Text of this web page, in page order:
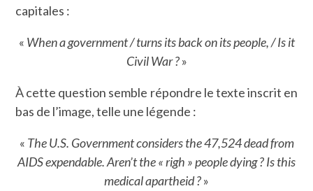
capitales :
« When a government / turns its back on its people, / Is it
Civil War ?»
À cette question semble répondre le texte inscrit en
bas de l’image, telle une légende :
« The U.S. Government considers the 47,524 dead from
AIDS expendable. Aren’t the « righ » people dying ? Is this
medical apartheid ?»